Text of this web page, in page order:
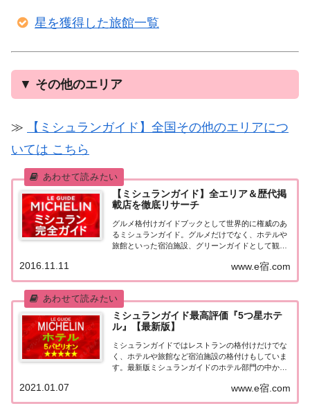
星を獲得した旅館一覧
▼ その他のエリア
≫
【ミシュランガイド】全国その他のエリアにつ
いては こちら
【ミシュランガイド】全エリア＆歴代掲
載店を徹底リサーチ
グルメ格付けガイドブックとして世界的に権威のあ
るミシュランガイド。グルメだけでなく、ホテルや
旅館といった宿泊施設、グリーンガイドとして観光
本版としては、2007年11月20日に「ミシュランガイ
ド東京版2008」が発売されてからエリアを...
www.e宿.com
2016.11.11
ミシュランガイド最高評価『5つ星ホテ
ル』【最新版】
ミシュランガイドではレストランの格付けだけでな
く、ホテルや旅館など宿泊施設の格付けもしていま
す。最新版ミシュランガイドのホテル部門の中から
をまとめてみました♪ いずれのホテルも人気ランキ
ングなどで常に上位を賑わす有名ホテル。各ホテル
www.e宿.com
2021.01.07